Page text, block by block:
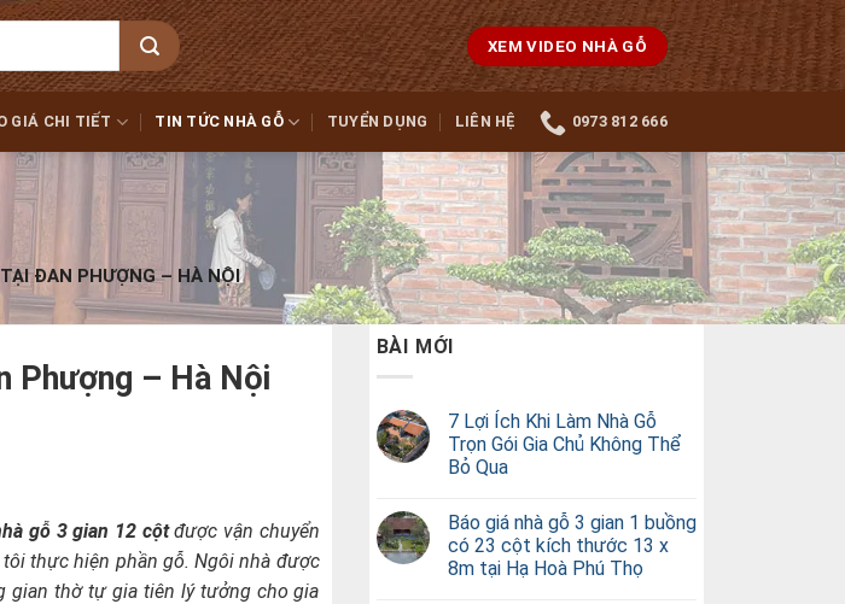
XEM VIDEO NHÀ GỖ
GIÁ CHI TIẾT TIN TỨC NHÀ GỖ TUYỂN DỤNG LIÊN HỆ 0973 812 666
ĐAN PHƯỢNG – HÀ NỘI
Phượng – Hà Nội
gỗ 3 gian 12 cộtđược vận chuyển
thực hiện phần gỗ. Ngôi nhà được
gian thờ tự gia tiên lý tưởng cho gia
BÀI MỚI
7 Lợi Ích Khi Làm Nhà Gỗ
Trọn Gói Gia Chủ Không Thể
Bỏ Qua
Báo giá nhà gỗ 3 gian 1 buồng
có 23 cột kích thước 13 x
8m tại Hạ Hoà Phú Thọ